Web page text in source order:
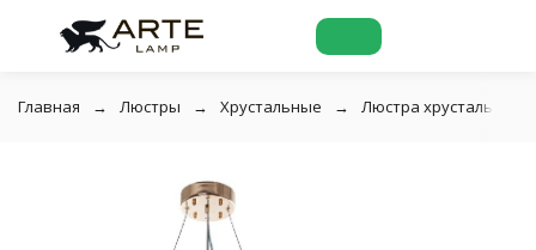
Главная Люстры Хрустальные Люстра хрустальная